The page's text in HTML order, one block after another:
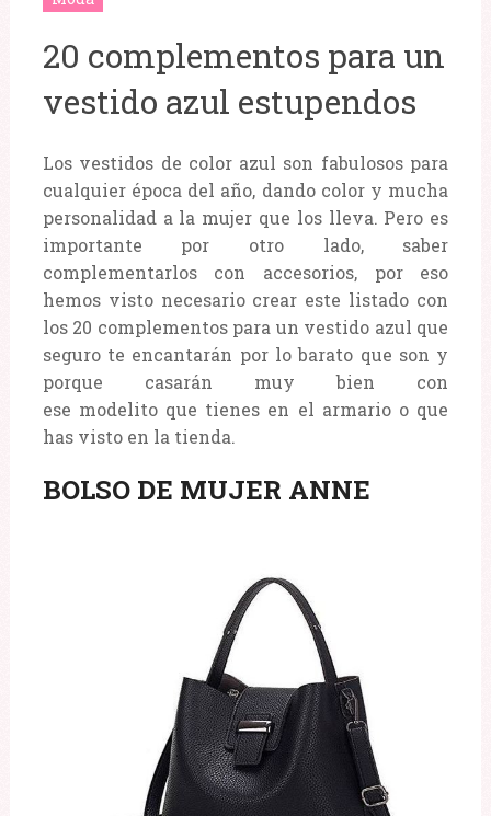
20 complementos para un
vestido azul estupendos
Los vestidos de color azul son fabulosos para
cualquier época del año, dando color y mucha
personalidad a la mujer que los lleva. Pero es
importante por otro lado, saber
complementarlos con accesorios, por eso
hemos visto necesario crear este listado con
los 20 complementos para un vestido azul que
seguro te encantarán por lo barato que son y
porque casarán muy bien con
ese modelito que tienes en el armario o que
has visto en la tienda.
BOLSO DE MUJER ANNE